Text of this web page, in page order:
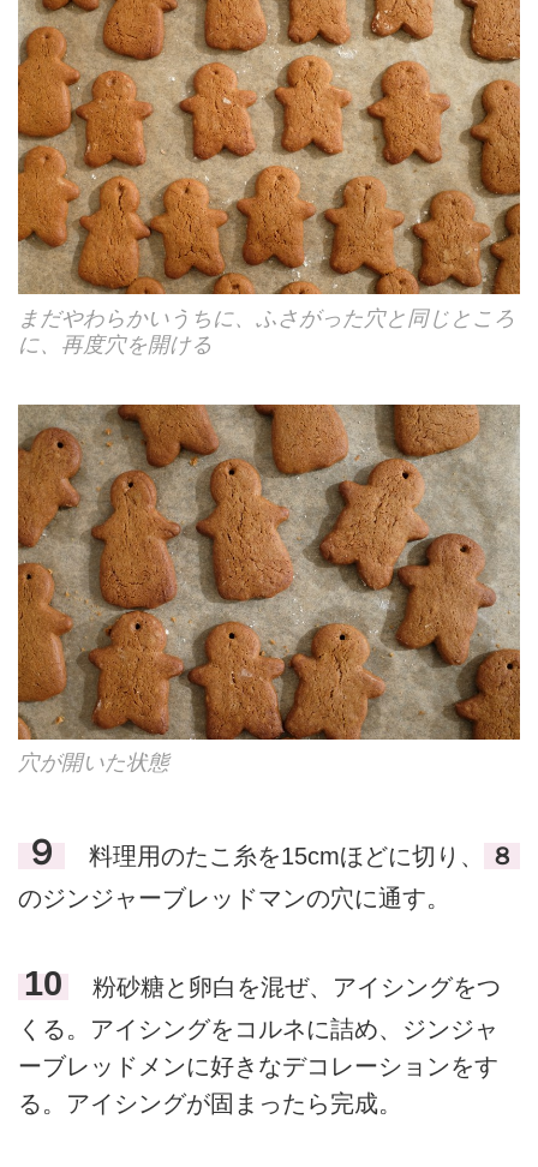
まだやわらかいうちに、ふさがった穴と同じところ
に、再度穴を開ける
穴が開いた状態
９ 料理用のたこ糸を15cmほどに切り、
８
のジンジャーブレッドマンの穴に通す。
10
粉砂糖と卵白を混ぜ、アイシングをつ
くる。アイシングをコルネに詰め、ジンジャ
ーブレッドメンに好きなデコレーションをす
る。アイシングが固まったら完成。